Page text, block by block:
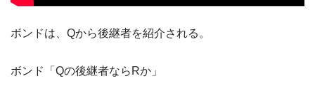
ボンドは、Qから後継者を紹介される。
ボンド「Qの後継者ならRか」